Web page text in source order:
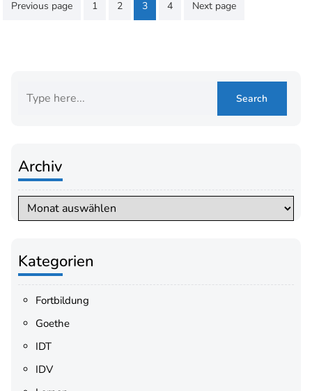
Previous page 1 2 3 4 Next page
Archiv
Archiv
Kategorien
Fortbildung
Goethe
IDT
IDV